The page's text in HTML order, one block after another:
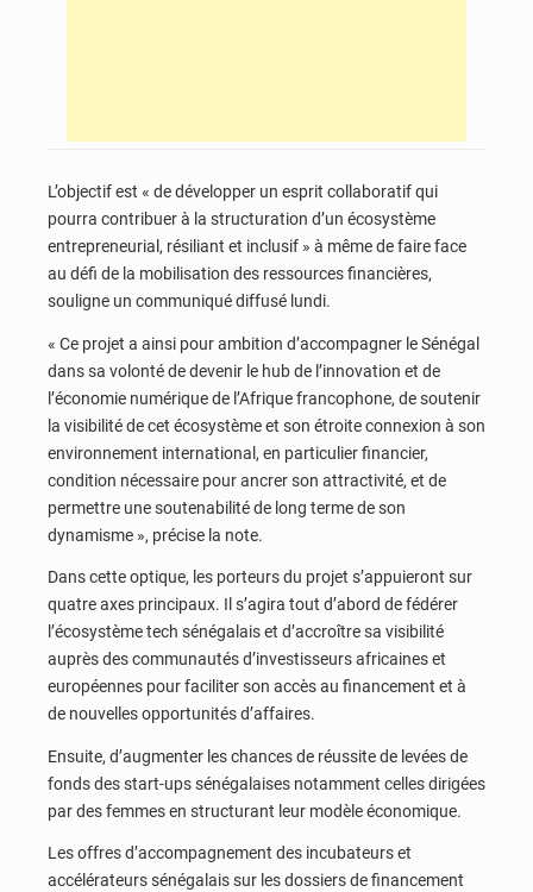
L’objectif est « de développer un esprit collaboratif qui
pourra contribuer à la structuration d’un écosystème
entrepreneurial, résiliant et inclusif » à même de faire face
au défi de la mobilisation des ressources financières,
souligne un communiqué diffusé lundi.
« Ce projet a ainsi pour ambition d’accompagner le Sénégal
dans sa volonté de devenir le hub de l’innovation et de
l’économie numérique de l’Afrique francophone, de soutenir
la visibilité de cet écosystème et son étroite connexion à son
environnement international, en particulier financier,
condition nécessaire pour ancrer son attractivité, et de
permettre une soutenabilité de long terme de son
dynamisme », précise la note.
Dans cette optique, les porteurs du projet s’appuieront sur
quatre axes principaux. Il s’agira tout d’abord de fédérer
l’écosystème tech sénégalais et d’accroître sa visibilité
auprès des communautés d’investisseurs africaines et
européennes pour faciliter son accès au financement et à
de nouvelles opportunités d’affaires.
Ensuite, d’augmenter les chances de réussite de levées de
fonds des start-ups sénégalaises notamment celles dirigées
par des femmes en structurant leur modèle économique.
Les offres d’accompagnement des incubateurs et
accélérateurs sénégalais sur les dossiers de financement